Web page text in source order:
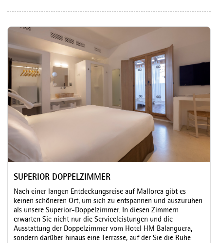
SUPERIOR DOPPELZIMMER
Nach einer langen Entdeckungsreise auf Mallorca gibt es
keinen schöneren Ort, um sich zu entspannen und auszuruhen
als unsere Superior-Doppelzimmer. In diesen Zimmern
erwarten Sie nicht nur die Serviceleistungen und die
Ausstattung der Doppelzimmer vom Hotel HM Balanguera,
sondern darüber hinaus eine Terrasse, auf der Sie die Ruhe